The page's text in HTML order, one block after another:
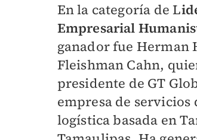
En la categoría de L
Empresarial
ganador fue Herman
Fleishman Cahn,
presidente de GT
empresa de servicios
logística basada en